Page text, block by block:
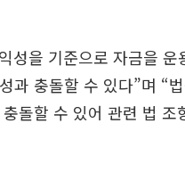
성을 기준으로 자금을 운
과 충돌할 수 있다”며 “
돌할 수 있어 관련 법 조